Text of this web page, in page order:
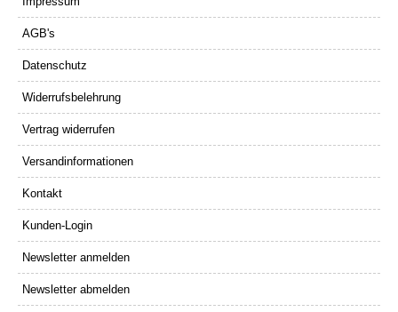
AGB's
Datenschutz
Widerrufsbelehrung
Vertrag widerrufen
Versandinformationen
Kontakt
Kunden-Login
Newsletter anmelden
Newsletter abmelden